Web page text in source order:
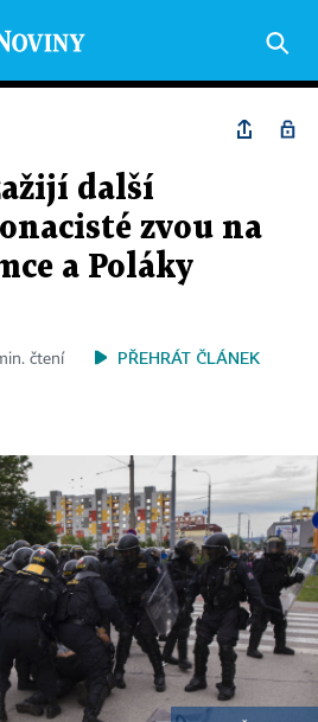
další
zvou na
a Poláky
čtení PŘEHRÁT ČLÁNEK